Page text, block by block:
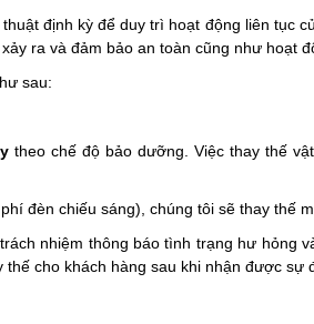
định kỳ để duy trì hoạt động liên tục
ra và đảm bảo an toàn cũng như hoạt
sau:
theo chế độ bảo dưỡng. Việc thay thế
đèn chiếu sáng), chúng tôi sẽ thay thế
nhiệm thông báo tình trạng hư hỏng
cho khách hàng sau khi nhận được sự